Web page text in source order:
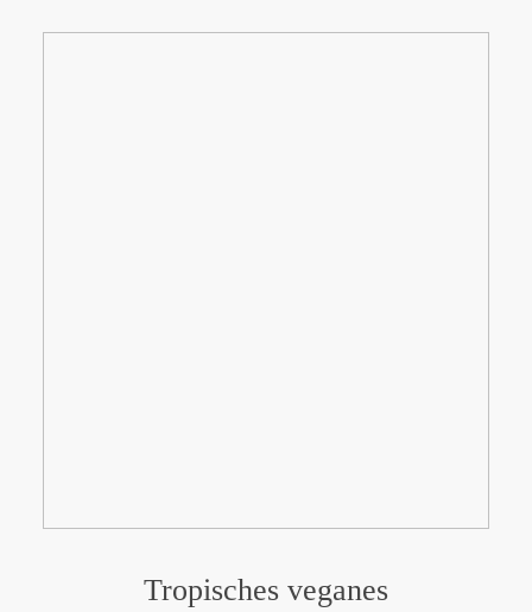
Tropisches veganes